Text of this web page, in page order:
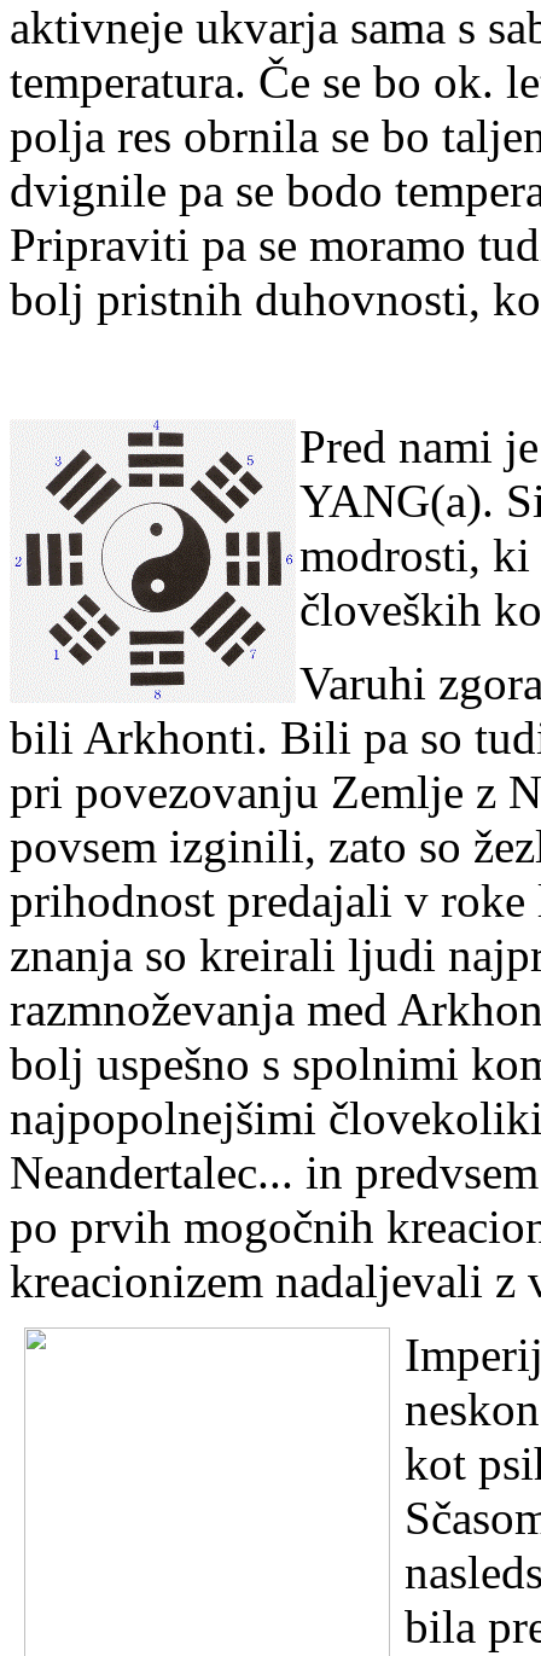
aktivneje ukvarja sama s
temperatura. Če se bo ok.
polja res obrnila se bo
dvignile pa se bodo
Pripraviti pa se moramo
bolj pristnih duhovnosti,
Pred nami
YANG(a).
modrosti,
človeških
Varuhi
bili Arkhonti. Bili pa so
pri povezovanju Zemlje z
povsem izginili, zato so
prihodnost predajali v
znanja so kreirali ljudi
razmnoževanja med
bolj uspešno s spolnimi
najpopolnejšimi
Neandertalec... in
po prvih mogočnih
kreacionizem nadaljevali
neskon
kot
Sč
bila